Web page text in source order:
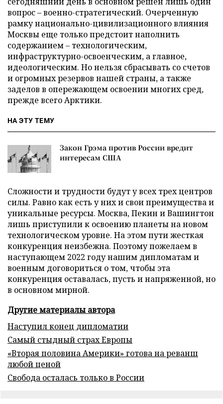
вопрос – военно-стратегический. Очерченную
рамку национально-цивилизационного влияния
Москвы еще только предстоит наполнить
содержанием – технологическим,
инфраструктурно-освоенческим, а главное,
идеологическим. Но нельзя сбрасывать со счетов
и огромных резервов нашей страны, а также
заделов в опережающем освоении многих сред,
прежде всего Арктики.
НА ЭТУ ТЕМУ
Закон Грэма против России вредит
интересам США
Сложности и трудности будут у всех трех центров
силы. Равно как есть у них и свои преимущества и
уникальные ресурсы. Москва, Пекин и Вашингтон
лишь приступили к освоению планеты на новом
технологическом уровне. На этом пути жесткая
конкуренция неизбежна. Поэтому пожелаем в
наступающем 2022 году нашим дипломатам и
военным договориться о том, чтобы эта
конкуренция оставалась, пусть и напряженной, но
в основном мирной.
Другие материалы автора
Наступил конец дипломатии
Самый стыдный страх Европы
«Вторая половина Америки» готова на реванш
любой ценой
Свобода осталась только в России